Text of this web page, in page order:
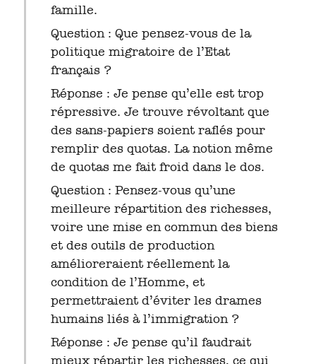
famille.
Question : Que pensez-vous de la
politique migratoire de l’Etat
français ?
Réponse : Je pense qu’elle est trop
répressive. Je trouve révoltant que
des sans-papiers soient raflés pour
remplir des quotas. La notion même
de quotas me fait froid dans le dos.
Question : Pensez-vous qu’une
meilleure répartition des richesses,
voire une mise en commun des biens
et des outils de production
amélioreraient réellement la
condition de l’Homme, et
permettraient d’éviter les drames
humains liés à l’immigration ?
Réponse : Je pense qu’il faudrait
mieux répartir les richesses, ce qui